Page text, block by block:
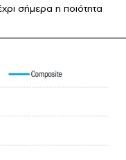
σήμερα η ποιότητα